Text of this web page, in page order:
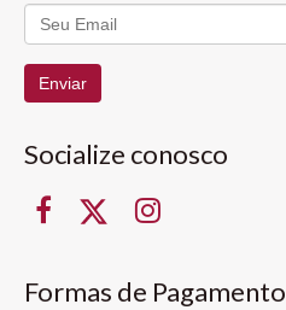
Enviar
Socialize conosco
Formas de Pagamento